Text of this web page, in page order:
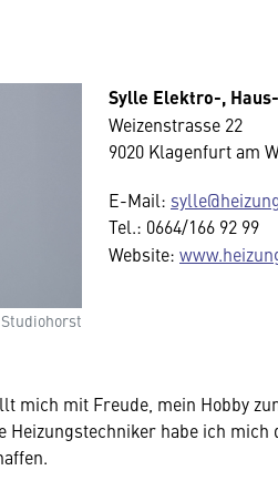
Sylle Elektro-,
Weizenstrasse 22
9020 Klagenfurt am
E-Mail:
Tel.: 0664/166 92 99
Website:
mich mit Freude, mein Hobby
habe ich mich